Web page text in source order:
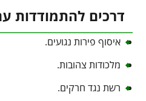
דרכים להתמודדות
איסוף פירות נגועים.
מלכודות צהובות.
רשת נגד חרקים.